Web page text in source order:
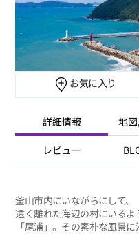
お気に入り
詳細情報 地
レビュー
釜山市内にいながらにして、
遠く離れた海辺の村にいる
「尾浦」。その素朴な風景に